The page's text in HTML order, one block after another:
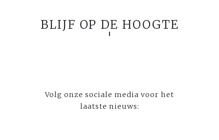
BLIJF OP DE HOOGTE
Volg onze sociale media voor het
laatste nieuws: